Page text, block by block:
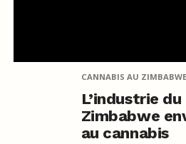
CANNABIS AU ZIMBABWE
L’industrie
Zimbabwe
au cannabis